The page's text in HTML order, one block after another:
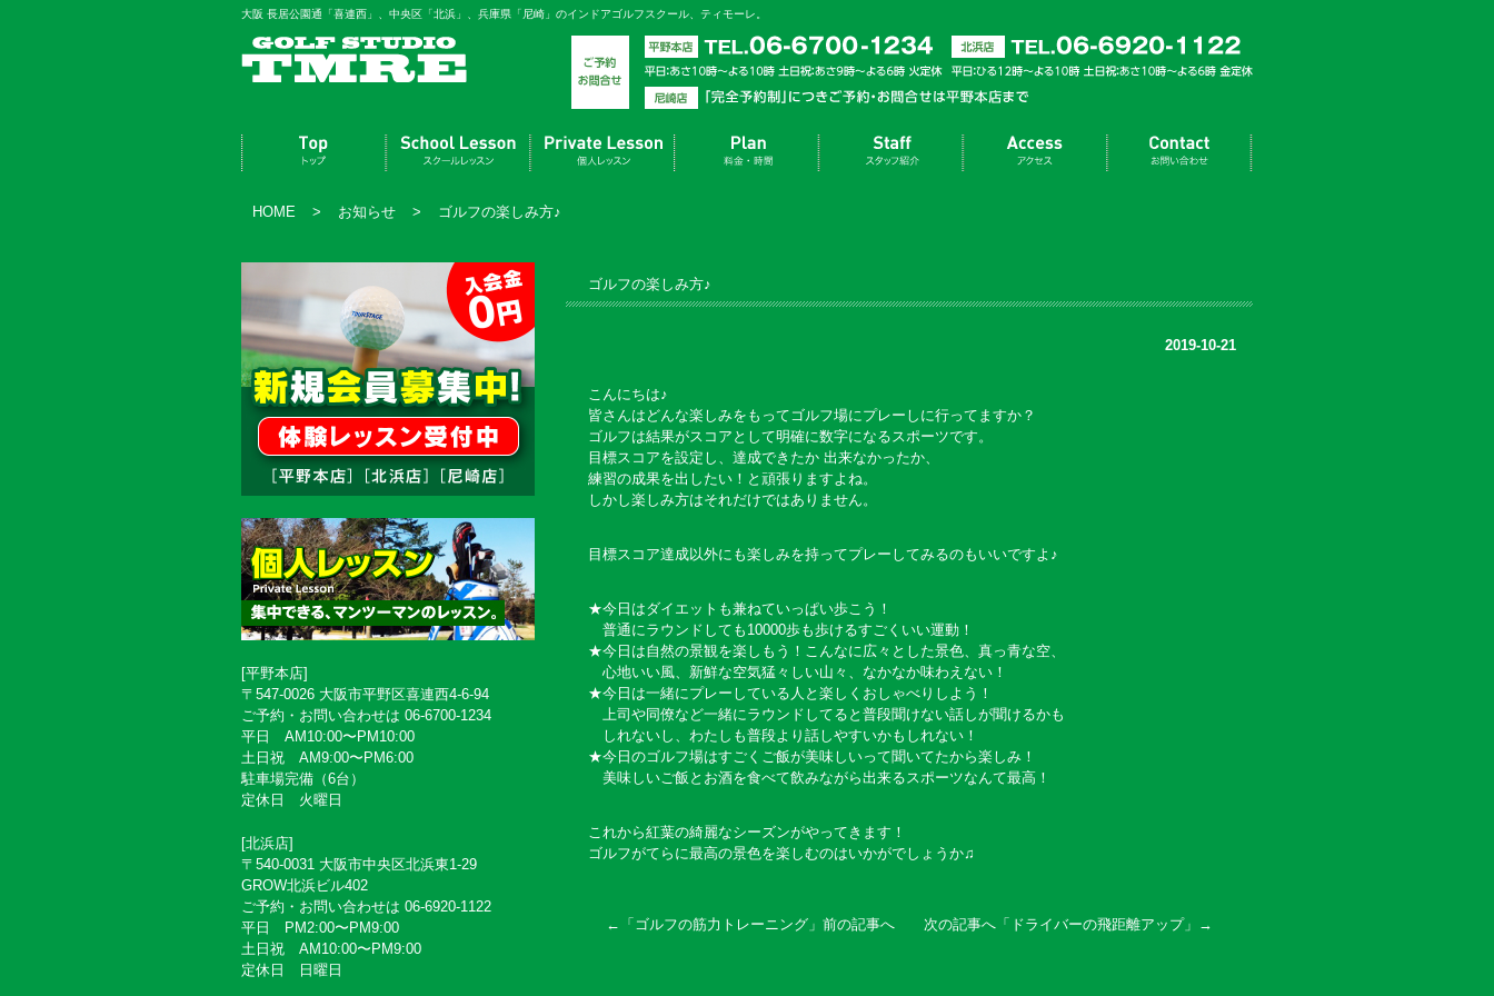
大阪 長居公園通「喜連西」、中央区「北浜」、兵庫県「尼崎」のインドアゴルフスクール、ティモーレ。
HOME > お知らせ > ゴルフの楽しみ方♪
ゴルフの楽しみ方♪
2019-10-21
こんにちは♪
皆さんはどんな楽しみをもってゴルフ場にプレーしに行ってますか？
ゴルフは結果がスコアとして明確に数字になるスポーツです。
目標スコアを設定し、達成できたか 出来なかったか、
練習の成果を出したい！と頑張りますよね。
しかし楽しみ方はそれだけではありません。
目標スコア達成以外にも楽しみを持ってプレーしてみるのもいいですよ♪
★今日はダイエットも兼ねていっぱい歩こう！
普通にラウンドしても10000歩も歩けるすごくいい運動！
★今日は自然の景観を楽しもう！こんなに広々とした景色、真っ青な空、
心地いい風、新鮮な空気猛々しい山々、なかなか味わえない！
★今日は一緒にプレーしている人と楽しくおしゃべりしよう！
上司や同僚など一緒にラウンドしてると普段聞けない話しが聞けるかも
しれないし、わたしも普段より話しやすいかもしれない！
★今日のゴルフ場はすごくご飯が美味しいって聞いてたから楽しみ！
美味しいご飯とお酒を食べて飲みながら出来るスポーツなんて最高！
これから紅葉の綺麗なシーズンがやってきます！
ゴルフがてらに最高の景色を楽しむのはいかがでしょうか♫
←「 ゴルフの筋力トレーニング 」前の記事へ 次の記事へ「 ドライバーの飛距離アップ」→
[平野本店]
〒547-0026 大阪市平野区喜連西4-6-94
ご予約・お問い合わせは 06-6700-1234
平日 AM10:00〜PM10:00
土日祝 AM9:00〜PM6:00
駐車場完備（6台）
定休日 火曜日
[北浜店]
〒540-0031 大阪市中央区北浜東1-29
GROW北浜ビル402
ご予約・お問い合わせは 06-6920-1122
平日 PM2:00〜PM9:00
土日祝 AM10:00〜PM9:00
定休日 日曜日